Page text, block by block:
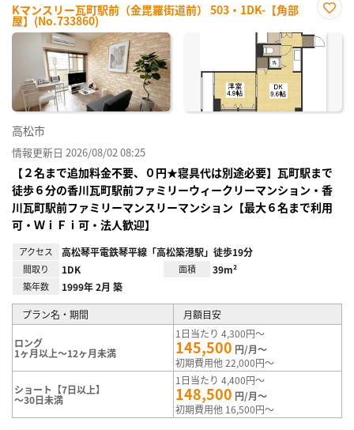
Kマンスリー瓦町駅前（金毘羅街道前） 503・1DK-【角部
屋】(No.733860)
に入
り登
高松市
情報更新日 2026/08/02 08:25
【２名まで追加料金不要、０円★寝具代は別途必要】瓦町駅まで
徒歩６分の香川瓦町駅前ファミリーウィークリーマンション・香
川瓦町駅前ファミリーマンスリーマンション【最大６名まで利用
可・ＷｉＦｉ可・法人歓迎】
アクセス 高松琴平電鉄琴平線「高松築港駅」徒歩19分
間取り 1DK 面積 39m²
築年数 1999年 2月 築
プラン名・期間 月額目安
ロング
1ヶ月以上～12ヶ月未満
1日当たり 4,300円～
145,500 円/月～
初期費用他 22,000円～
ショート【7日以上】
～30日未満
1日当たり 4,400円～
148,500 円/月～
初期費用他 16,500円～